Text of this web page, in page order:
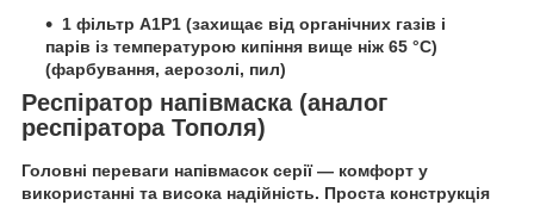
1 фільтр А1Р1 (захищає від органічних газів і
парів із температурою кипіння вище ніж 65 °C)
(фарбування, аерозолі, пил)
Респіратор напівмаска (аналог
респіратора Тополя)
Головні переваги напівмасок серії — комфорт у
використанні та висока надійність. Проста конструкція